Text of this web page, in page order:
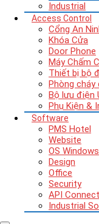
Industrial
Access Control
Cổng An
Khóa Cửa
Door Phone
Máy Chấm
Thiết bị bộ
Phòng cháy
Bộ lưu điện
Phụ Kiện &
Software
PMS Hotel
Website
OS Windows
Design
Office
Security
API Connect
Industrial